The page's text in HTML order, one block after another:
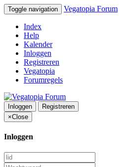
Toggle navigation Vegatopia Forum
Index
Help
Kalender
Inloggen
Registreren
Vegatopia
Forumregels
Inloggen
Registreren
×Close
Inloggen